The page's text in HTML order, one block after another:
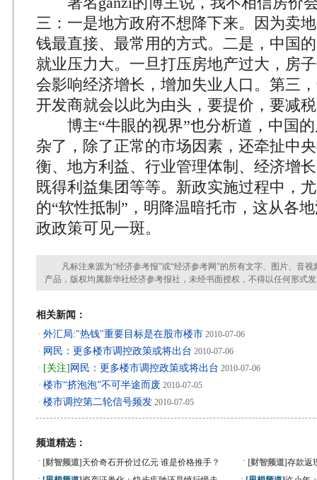
三：一是地方政府不想降下来。因为卖
钱最直接、最常用的方式。二是，中国
就业压力大。一旦打压房地产过大，房
会影响经济增长，增加失业人口。第三
开发商就会以此为由头，要提价，要减
博主“牛眼的视界”也分析道，中国的
杂了，除了正常的市场因素，还牵扯中
衡、地方利益、行业管理体制、经济增
既得利益集团等等。新政实施过程中，
的“软性抵制”，明降温暗托市，这从各
政政策可见一斑。
凡标注来源为“经济参考报”或“经济参考网”的所有文字、图片、音视
产品，版权均属新华社经济参考报社，未经书面授权，不得以任何形式
相关新闻：
· 外汇局:"热钱"重要目标是在股市楼市 2010-07-06
· 网民：更多楼市调控政策或将出台 2010-07-06
· [关注] 网民：更多楼市调控政策或将出台 2010-07-06
· 楼市“挤泡泡”不可半途而废 2010-07-05
· 楼市调控第二轮信号频发 2010-07-05
频道精选：
· [财智频道] 天价奇石开价过亿元 谁是价格推手？ · [财智频道]存款返